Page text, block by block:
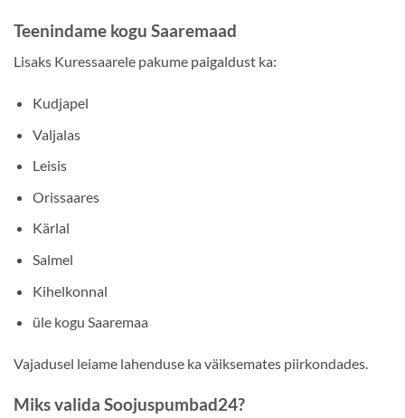
Teenindame kogu Saaremaad
Lisaks Kuressaarele pakume paigaldust ka:
Kudjapel
Valjalas
Leisis
Orissaares
Kärlal
Salmel
Kihelkonnal
üle kogu Saaremaa
Vajadusel leiame lahenduse ka väiksemates piirkondades.
Miks valida Soojuspumbad24?